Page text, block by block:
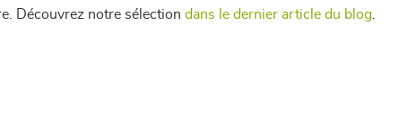
Découvrez notre sélectiondans le dernier article du blog